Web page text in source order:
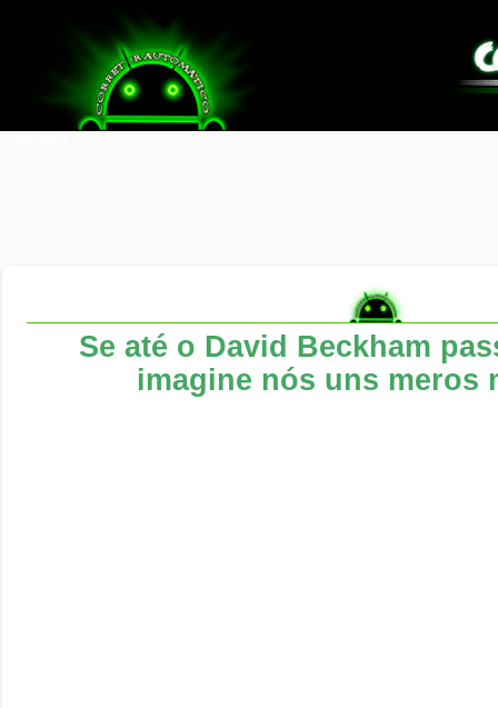
Se até o David Beckham
imagine nós uns meros